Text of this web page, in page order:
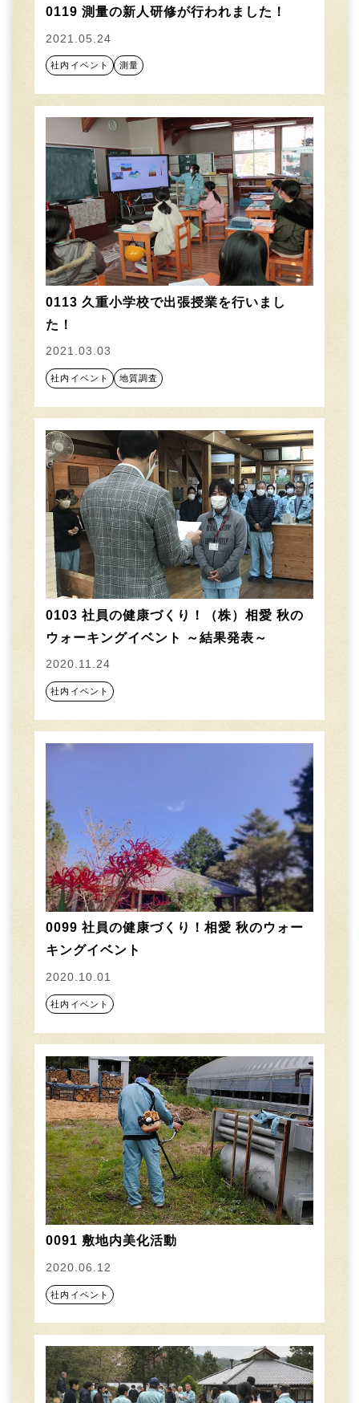
0119 測量の新人研修が行われました！
2021.05.24
社内イベント 測量
0113 久重小学校で出張授業を行いまし
た！
2021.03.03
社内イベント 地質調査
0103 社員の健康づくり！（株）相愛 秋の
ウォーキングイベント ～結果発表～
2020.11.24
社内イベント
0099 社員の健康づくり！相愛 秋のウォー
キングイベント
2020.10.01
社内イベント
0091 敷地内美化活動
2020.06.12
社内イベント